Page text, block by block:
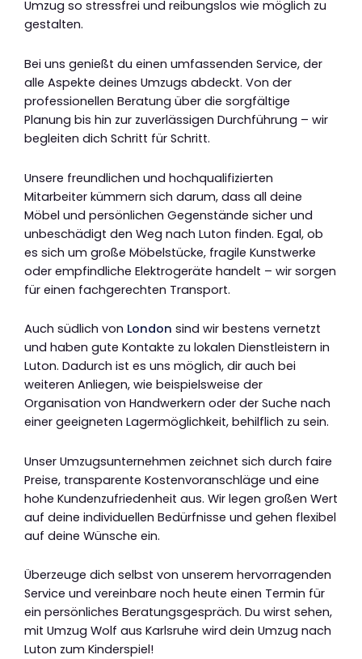
Umzug so stressfrei und reibungslos wie möglich zu
gestalten.
Bei uns genießt du einen umfassenden Service, der
alle Aspekte deines Umzugs abdeckt. Von der
professionellen Beratung über die sorgfältige
Planung bis hin zur zuverlässigen Durchführung – wir
begleiten dich Schritt für Schritt.
Unsere freundlichen und hochqualifizierten
Mitarbeiter kümmern sich darum, dass all deine
Möbel und persönlichen Gegenstände sicher und
unbeschädigt den Weg nach Luton finden. Egal, ob
es sich um große Möbelstücke, fragile Kunstwerke
oder empfindliche Elektrogeräte handelt – wir sorgen
für einen fachgerechten Transport.
Auch südlich von London sind wir bestens vernetzt
und haben gute Kontakte zu lokalen Dienstleistern in
Luton. Dadurch ist es uns möglich, dir auch bei
weiteren Anliegen, wie beispielsweise der
Organisation von Handwerkern oder der Suche nach
einer geeigneten Lagermöglichkeit, behilflich zu sein.
Unser Umzugsunternehmen zeichnet sich durch faire
Preise, transparente Kostenvoranschläge und eine
hohe Kundenzufriedenheit aus. Wir legen großen Wert
auf deine individuellen Bedürfnisse und gehen flexibel
auf deine Wünsche ein.
Überzeuge dich selbst von unserem hervorragenden
Service und vereinbare noch heute einen Termin für
ein persönliches Beratungsgespräch. Du wirst sehen,
mit Umzug Wolf aus Karlsruhe wird dein Umzug nach
Luton zum Kinderspiel!